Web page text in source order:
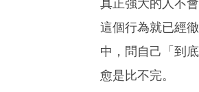
真正強大的人不
這個行為就已經
中，問自己「到
愈是比不完。